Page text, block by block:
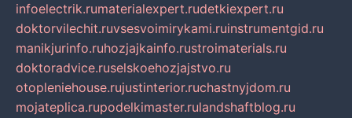
infoelectrik.rumaterialexpert.rudetkiexpert.ru
doktorvilechit.ruvsesvoimirykami.ruinstrumentgid.ru
manikjurinfo.ruhozjajkainfo.rustroimaterials.ru
doktoradvice.ruselskoehozjajstvo.ru
otopleniehouse.rujustinterior.ruchastnyjdom.ru
mojateplica.rupodelkimaster.rulandshaftblog.ru